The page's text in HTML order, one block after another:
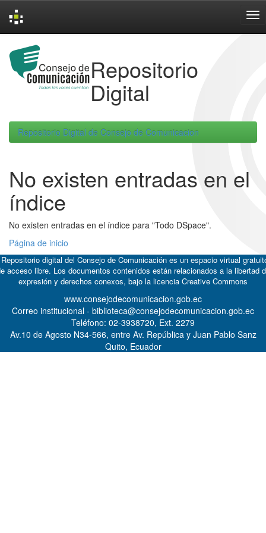
navigation
Repositorio
Digital
Repositorio Digital de Consejo de Comunicacion
No existen entradas en el
índice
No existen entradas en el índice para "Todo DSpace".
Página de inicio
digital del Consejo de Comunicación es un espacio virtual
acceso libre. Los documentos contenidos están relacionados a la libertad
expresión y derechos conexos, bajo la licencia Creative Commons
www.consejodecomunicacion.gob.ec
Correo institucional - biblioteca@consejodecomunicacion.gob.ec
Teléfono: 02-3938720, Ext. 2279
Av.10 de Agosto N34-566, entre Av. República y Juan Pablo Sanz
Quito, Ecuador